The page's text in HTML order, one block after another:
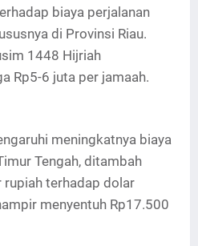
biaya perjalanan
di Provinsi Riau.
1448 Hijriah
Rp5-6 juta per jamaah.
meningkatnya biaya
Tengah, ditambah
rupiah terhadap dolar
menyentuh Rp17.500